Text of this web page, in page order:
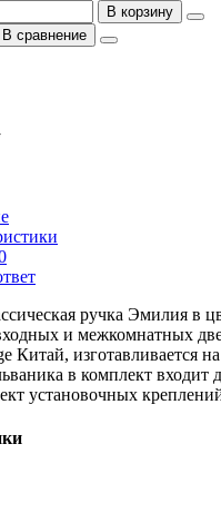
В корзину
В сравнение
ручка Эмилия в
и межкомнатных
Китай, изготавливается
в комплект входит
установочных